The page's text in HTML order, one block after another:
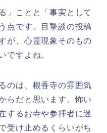
」ことと「事実として
点です。目撃談の投稿
が、心霊現象そのもの
ですよね。
のは、根香寺の雰囲気
らだと思います。怖い
するお寺や参拝者に迷
受け止めるくらいがち